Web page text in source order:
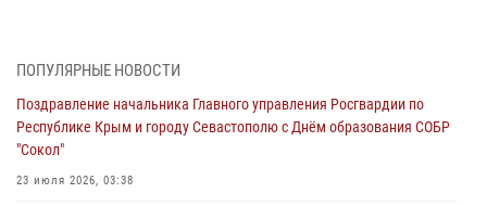
Росгвардейцы задержали нетрезвого водителя в Севастополе
Росгвардейцы в Севастополе дважды задержали крымчанина при
попытке кражи
04 августа 2026, 12:52
ПОПУЛЯРНЫЕ НОВОСТИ
Поздравление начальника Главного управления Росгвардии по
Республике Крым и городу Севастополю с Днём образования СОБР
"Сокол"
23 июля 2026, 03:38